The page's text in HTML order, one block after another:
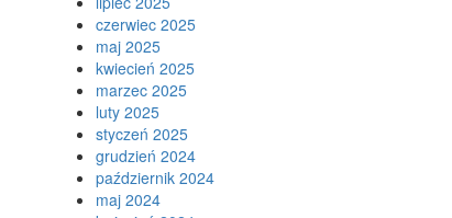
czerwiec 2025
maj 2025
kwiecień 2025
marzec 2025
luty 2025
styczeń 2025
grudzień 2024
październik 2024
maj 2024